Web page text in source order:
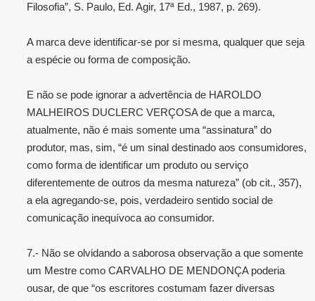
Filosofia”, S. Paulo, Ed. Agir, 17ª Ed., 1987, p. 269).
A marca deve identificar-se por si mesma, qualquer que seja
a espécie ou forma de composição.
E não se pode ignorar a advertência de HAROLDO
MALHEIROS DUCLERC VERÇOSA de que a marca,
atualmente, não é mais somente uma “assinatura” do
produtor, mas, sim, “é um sinal destinado aos consumidores,
como forma de identificar um produto ou serviço
diferentemente de outros da mesma natureza” (ob cit., 357),
a ela agregando-se, pois, verdadeiro sentido social de
comunicação inequívoca ao consumidor.
7.- Não se olvidando a saborosa observação a que somente
um Mestre como CARVALHO DE MENDONÇA poderia
ousar, de que “os escritores costumam fazer diversas